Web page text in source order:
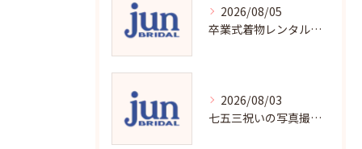
2026/08/05
卒業式着物レンタルの選び方と魅力
2026/08/03
七五三祝いの写真撮影で残す成長の瞬間